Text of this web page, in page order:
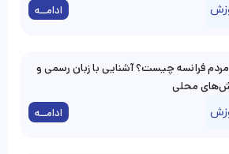
ادامــه
مردم فرانسه چیست؟ آشنایی با زبان رسمی و
محلی
ادامــه